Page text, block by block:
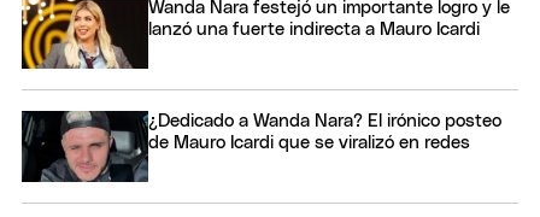
Wanda Nara festejó un importante logro y le
lanzó una fuerte indirecta a Mauro Icardi
¿Dedicado a Wanda Nara? El irónico posteo
de Mauro Icardi que se viralizó en redes